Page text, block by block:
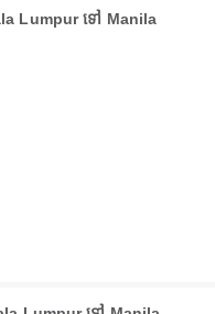
Lumpur ទៅ Manila